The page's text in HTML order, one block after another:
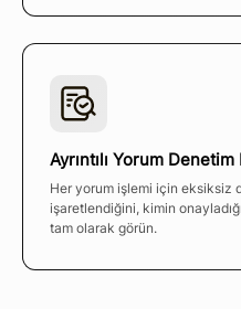
Ayrıntılı Yorum Denetim
Her yorum işlemi için eksiksiz
işaretlendiğini, kimin
tam olarak görün.